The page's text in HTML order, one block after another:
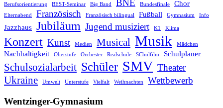
Berufsorientierung
BEST-Seminar Big Band BNE Bundesfinale Chor
Elternabend Französisch Französisch bilingual Fußball Gymnasium Info
Jazzhaus Jubiläum Jugend musiziert K1 Klima
Konzert Kunst Medien Musical Musik Mädchen
Nachhaltigkeit Oberstufe Orchester Realschule SChulfilm Schulplaner
Schulsozialarbeit Schüler SMV Theater
Ukraine Umwelt Unterstufe Vielfalt Weihnachten
Wettbewerb
Wentzinger-Gymnasium